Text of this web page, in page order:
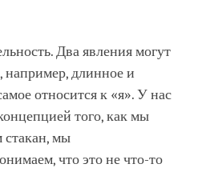
Два явления могут
например, длинное и
относится к «я». У нас
того, как мы
стакан, мы
что это не что-то